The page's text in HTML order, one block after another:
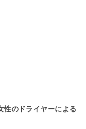
性のドライヤーによる